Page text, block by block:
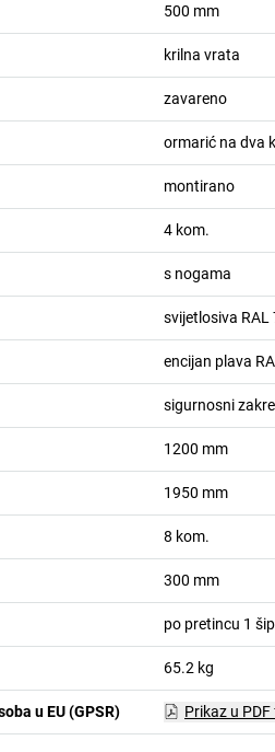
500 mm
krilna vrata
zavareno
ormarić na dva
montirano
4 kom.
s nogama
svijetlosiva RAL
encijan plava
sigurnosni
1200 mm
1950 mm
8 kom.
300 mm
po pretincu 1
65.2 kg
u EU (GPSR) Prikaz u